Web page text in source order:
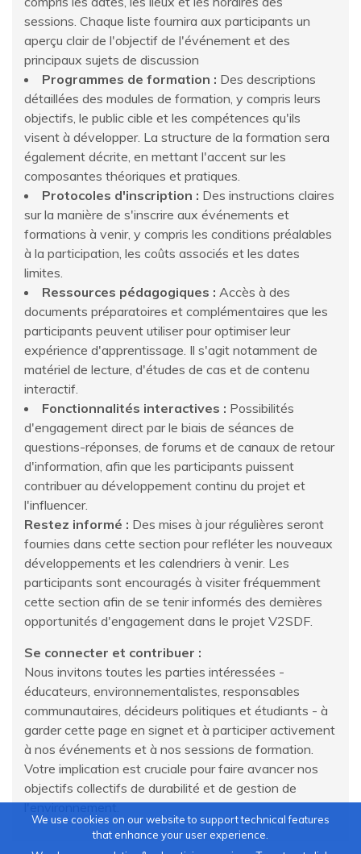
sessions. Chaque liste fournira aux participants un
aperçu clair de l'objectif de l'événement et des
principaux sujets de discussion
Programmes de formation : Des descriptions
détaillées des modules de formation, y compris leurs
objectifs, le public cible et les compétences qu'ils
visent à développer. La structure de la formation sera
également décrite, en mettant l'accent sur les
composantes théoriques et pratiques.
Protocoles d'inscription : Des instructions claires
sur la manière de s'inscrire aux événements et
formations à venir, y compris les conditions préalables
à la participation, les coûts associés et les dates
limites.
Ressources pédagogiques : Accès à des
documents préparatoires et complémentaires que les
participants peuvent utiliser pour optimiser leur
expérience d'apprentissage. Il s'agit notamment de
matériel de lecture, d'études de cas et de contenu
interactif.
Fonctionnalités interactives : Possibilités
d'engagement direct par le biais de séances de
questions-réponses, de forums et de canaux de retour
d'information, afin que les participants puissent
contribuer au développement continu du projet et
l'influencer.
Restez informé : Des mises à jour régulières seront
fournies dans cette section pour refléter les nouveaux
développements et les calendriers à venir. Les
participants sont encouragés à visiter fréquemment
cette section afin de se tenir informés des dernières
opportunités d'engagement dans le projet V2SDF.
Se connecter et contribuer :
Nous invitons toutes les parties intéressées -
éducateurs, environnementalistes, responsables
communautaires, décideurs politiques et étudiants - à
garder cette page en signet et à participer activement
à nos événements et à nos sessions de formation.
Votre implication est cruciale pour faire avancer nos
objectifs collectifs de durabilité et de gestion de
l'environnement.
We use cookies on our website to support technical features
that enhance your user experience.